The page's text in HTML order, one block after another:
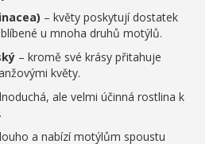
– květy poskytují dostatek
u mnoha druhů motýlů.
– kromě své krásy přitahuje
květy.
ale velmi účinná rostlina k
a nabízí motýlům spoustu